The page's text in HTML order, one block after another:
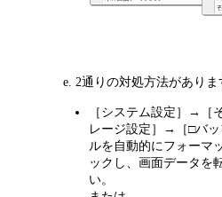
2通りの対処方法がありま
［システム設定］→［
レージ設定］→［□バッ
ルを自動的にフォーマ
ックし、画面データを
い。